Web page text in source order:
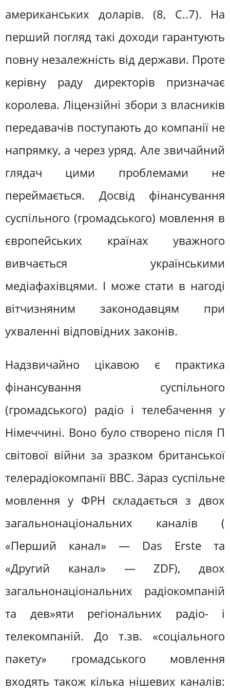
американських доларів. (8, С..7). На
перший погляд такі доходи гарантують
повну незалежність від держави. Проте
керівну раду директорів призначає
королева. Ліцензійні збори з власників
передавачів поступають до компанії не
напрямку, а через уряд. Але звичайний
глядач цими проблемами не
переймається. Досвід фінансування
суспільного (громадського) мовлення в
європейських країнах уважного
вивчається українськими
медіафахівцями. І може стати в нагоді
вітчизняним законодавцям при
ухваленні відповідних законів.
Надзвичайно цікавою є практика
фінансування суспільного
(громадського) радіо і телебачення у
Німеччині. Воно було створено після П
світової війни за зразком британської
телерадіокомпанії ВВС. Зараз суспільне
мовлення у ФРН складається з двох
загальнонаціональних каналів (
«Перший канал» — Das Erste та
«Другий канал» — ZDF), двох
загальнонаціональних радіокомпаній
та дев»яти регіональних радіо- і
телекомпаній. До т.зв. «соціального
пакету» громадського мовлення
входять також кілька нішевих каналів: